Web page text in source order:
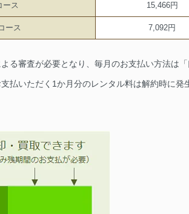
ース 15,466円
ース 7,092円
る審査が必要となり、毎月のお支払い方法は「
払いただく1か月分のレンタル料は解約時に